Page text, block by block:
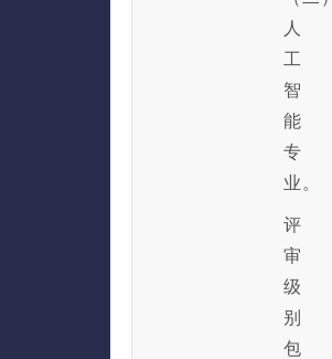
人
工
智
能
专
业。
评
审
级
别
包